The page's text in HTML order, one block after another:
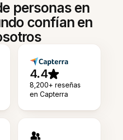
personas en
confían en
4.4
8,200+ reseñas
en Capterra